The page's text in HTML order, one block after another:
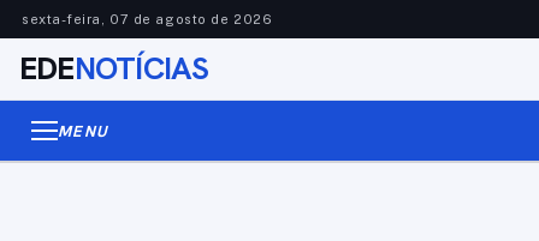
sexta-feira, 07 de agosto de 2026
EDENOTÍCIAS
MENU